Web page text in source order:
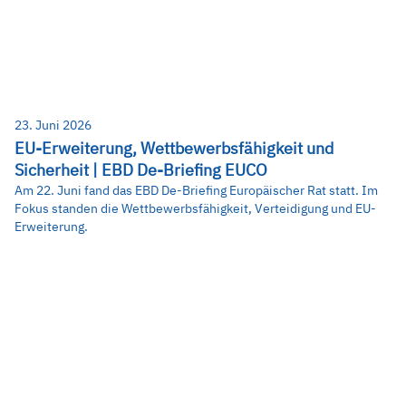
23. Juni 2026
EU-Erweiterung, Wettbewerbsfähigkeit und
Sicherheit | EBD De-Briefing EUCO
Am 22. Juni fand das EBD De-Briefing Europäischer Rat statt. Im
Fokus standen die Wettbewerbsfähigkeit, Verteidigung und EU-
Erweiterung.